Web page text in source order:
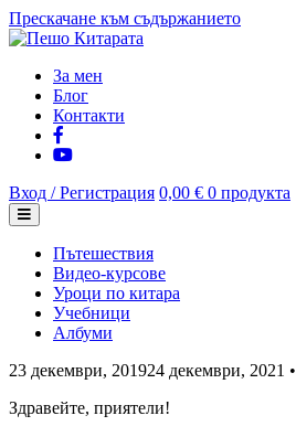
Прескачане към съдържанието
За мен
Блог
Контакти
Вход / Регистрация 0,00 € 0 продукта
Пътешествия
Видео-курсове
Уроци по китара
Учебници
Албуми
23 декември, 201924 декември, 2021 •
Здравейте, приятели!